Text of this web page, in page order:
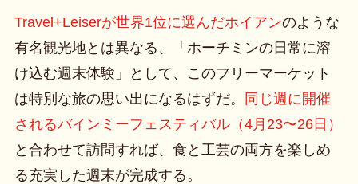
Travel+Leiserが世界1位に選んだホイアンのような
有名観光地とは異なる、「ホーチミンの日常に溶
け込む週末体験」として、このフリーマーケット
は特別な旅の思い出になるはずだ。
同じ週に開催
されるバインミーフェスティバル（4月23〜26日）
と合わせて訪問すれば、食と工芸の両方を楽しめ
る充実した週末が完成する。